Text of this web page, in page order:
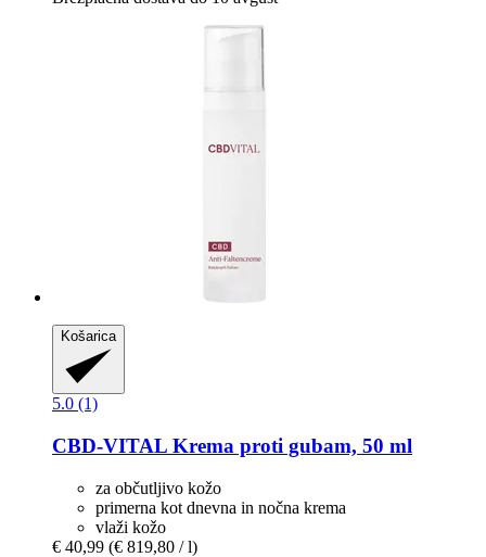
Košarica
5.0 (1)
CBD-VITAL Krema proti gubam, 50 ml
za občutljivo kožo
primerna kot dnevna in nočna krema
vlaži kožo
€ 40,99 (€ 819,80 / l)